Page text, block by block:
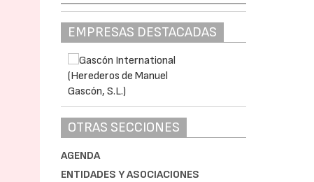
EMPRESAS DESTACADAS
OTRAS SECCIONES
AGENDA
ENTIDADES Y ASOCIACIONES